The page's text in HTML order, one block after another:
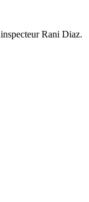
Rani Diaz.